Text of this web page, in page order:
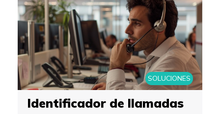
SOLUCIONES
Identificador de llamadas